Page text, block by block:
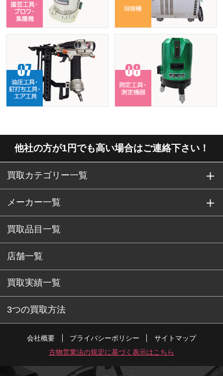
他社の方が1円でも高い場合はご連絡下さい！
買取カテゴリー一覧
メーカー一覧
買取品目一覧
店舗一覧
買取実績一覧
3つの買取方法
会社概要 プライバシーポリシー
サイトマップ
古物営業法の規定に基づく表示はこちら